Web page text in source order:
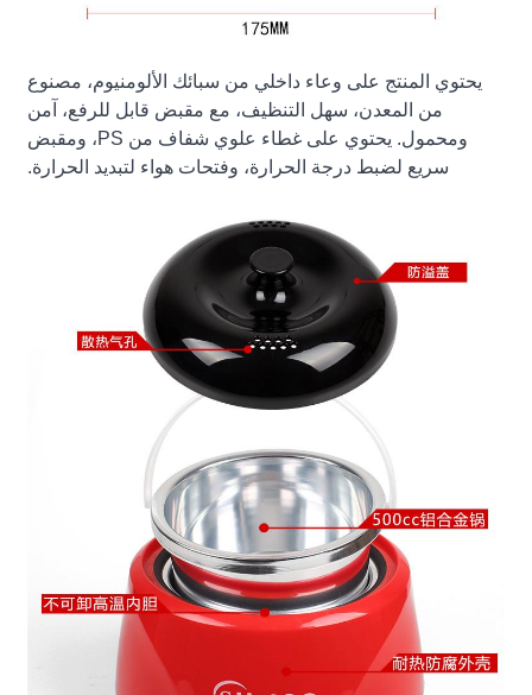
يحتوي المنتج على وعاء داخلي من سبائك الألومنيوم، مصنوع
من المعدن، سهل التنظيف، مع مقبض قابل للرفع، آمن
ومحمول. يحتوي على غطاء علوي شفاف من PS، ومقبض
سريع لضبط درجة الحرارة، وفتحات هواء لتبديد الحرارة.